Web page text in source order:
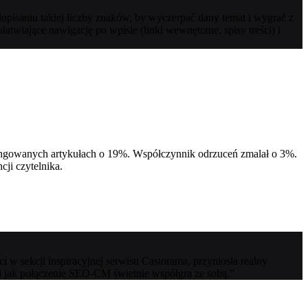
artykułach o 19%. Współczynnik odrzuceń zmalał o 3%.
czytelnika.